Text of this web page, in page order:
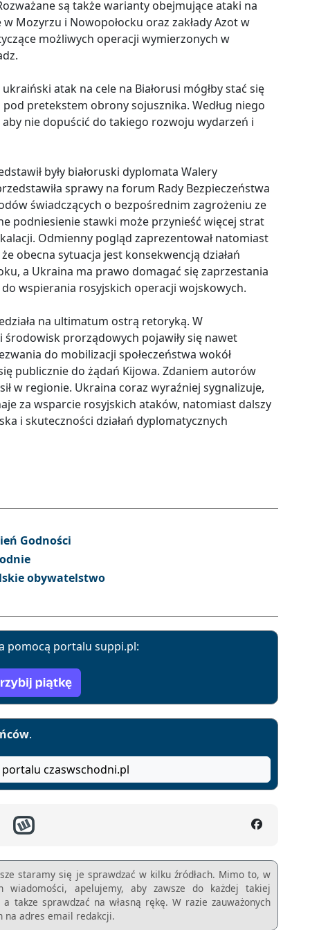
są także warianty obejmujące ataki na
Mozyrzu i Nowopołocku oraz zakłady Azot w
możliwych operacji wymierzonych w
atak na cele na Białorusi mógłby stać się
pretekstem obrony sojusznika. Według niego
nie dopuścić do takiego rozwoju wydarzeń i
były białoruski dyplomata Walery
sprawy na forum Rady Bezpieczeństwa
świadczących o bezpośrednim zagrożeniu ze
podniesienie stawki może przynieść więcej strat
Odmienny pogląd zaprezentował natomiast
obecna sytuacja jest konsekwencją działań
a Ukraina ma prawo domagać się zaprzestania
wspierania rosyjskich operacji wojskowych.
na ultimatum ostrą retoryką. W
środowisk prorządowych pojawiły się nawet
do mobilizacji społeczeństwa wokół
publicznie do żądań Kijowa. Zdaniem autorów
w regionie. Ukraina coraz wyraźniej sygnalizuje,
za wsparcie rosyjskich ataków, natomiast dalszy
i skuteczności działań dyplomatycznych
Godności
obywatelstwo
pomocą portalu suppi.pl:
.
czaswschodni.pl
staramy się je sprawdzać w kilku źródłach. Mimo to, w
wiadomości, apelujemy, aby zawsze do każdej takiej
takze sprawdzać na własną rękę. W razie zauważonych
na adres email redakcji.